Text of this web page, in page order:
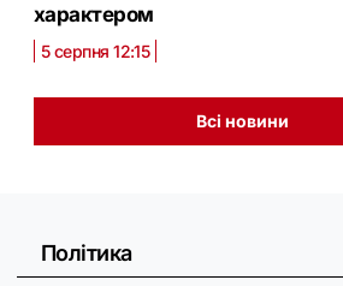
характером
5 серпня 12:15
Всі новини
Політика